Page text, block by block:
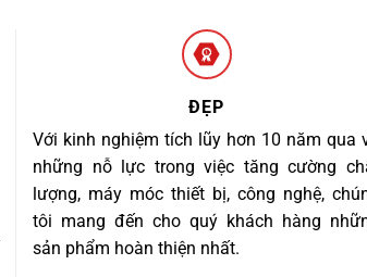
ĐẸP
Với kinh nghiệm tích lũy hơn 10 năm qua
những nỗ lực trong việc tăng cường
lượng, máy móc thiết bị, công nghệ,
tôi mang đến cho quý khách hàng
sản phẩm hoàn thiện nhất.